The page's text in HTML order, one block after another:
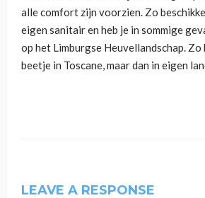
alle comfort zijn voorzien. Zo
eigen sanitair en heb je in sommige
op het Limburgse Heuvellandschap. Zo
beetje in Toscane, maar dan in eigen
LEAVE A RESPONSE